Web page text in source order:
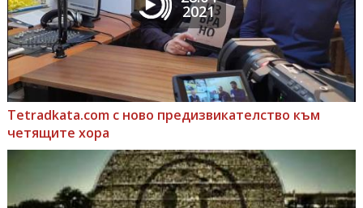
2021
Tetradkata.com с ново предизвикателство към
четящите хора